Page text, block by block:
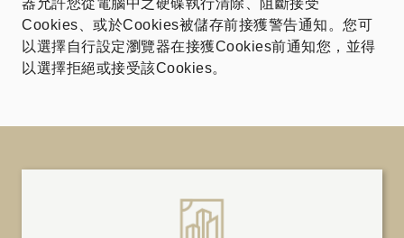
器允許您從電腦中之硬碟執行清除、阻斷接受
Cookies、或於Cookies被儲存前接獲警告通知。您可
以選擇自行設定瀏覽器在接獲Cookies前通知您，並得
以選擇拒絕或接受該Cookies。